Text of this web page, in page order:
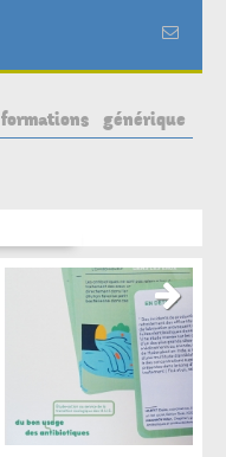
à
propos
formations générique